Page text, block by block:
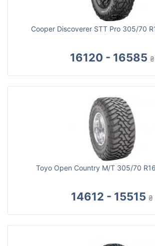
Cooper Discoverer STT Pro 305/70
16120 - 16585 ₴
Toyo Open Country M/T 305/70
14612 - 15515 ₴